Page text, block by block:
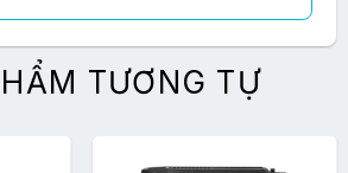
TƯƠNG TỰ